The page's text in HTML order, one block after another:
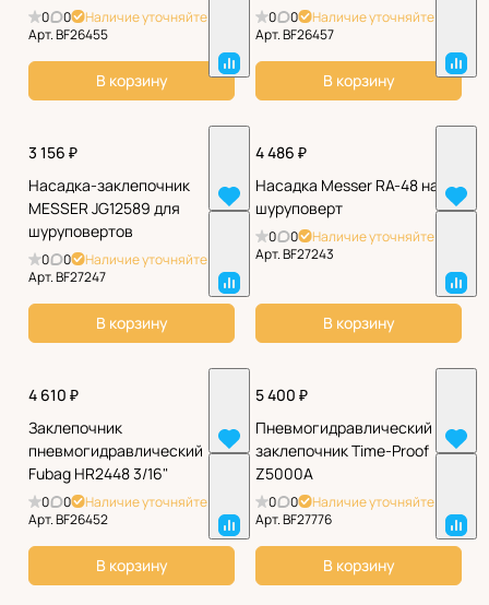
0 0
Наличие уточняйте
Арт.BF26455
В корзину
0 0
Наличие уточняйте
Арт.BF26457
В корзину
3 156 ₽
Насадка-заклепочник
MESSER JG12589 для
шуруповертов
0 0
Наличие уточняйте
Арт.BF27247
В корзину
4 486 ₽
Насадка Messer RA-48 на
шуруповерт
0 0
Наличие уточняйте
Арт.BF27243
В корзину
4 610 ₽
Заклепочник
пневмогидравлический
Fubag HR2448 3/16"
0 0
Наличие уточняйте
Арт.BF26452
В корзину
5 400 ₽
Пневмогидравлический
заклепочник Time-Proof
Z5000A
0 0
Наличие уточняйте
Арт.BF27776
В корзину